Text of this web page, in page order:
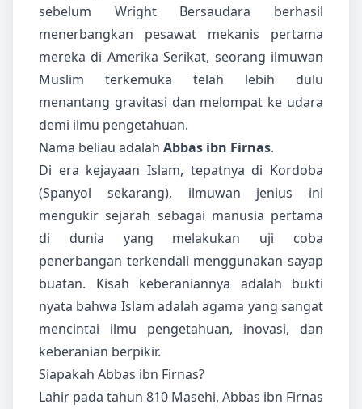
sebelum Wright Bersaudara berhasil
menerbangkan pesawat mekanis pertama
mereka di Amerika Serikat, seorang ilmuwan
Muslim terkemuka telah lebih dulu
menantang gravitasi dan melompat ke udara
demi ilmu pengetahuan.
Nama beliau adalah Abbas ibn Firnas.
Di era kejayaan Islam, tepatnya di Kordoba
(Spanyol sekarang), ilmuwan jenius ini
mengukir sejarah sebagai manusia pertama
di dunia yang melakukan uji coba
penerbangan terkendali menggunakan sayap
buatan. Kisah keberaniannya adalah bukti
nyata bahwa Islam adalah agama yang sangat
mencintai ilmu pengetahuan, inovasi, dan
keberanian berpikir.
Siapakah Abbas ibn Firnas?
Lahir pada tahun 810 Masehi, Abbas ibn Firnas